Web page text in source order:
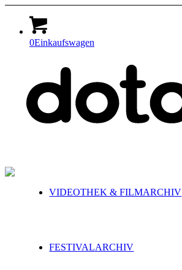
0Einkaufswagen
VIDEOTHEK & FILMARCHIV
FESTIVALARCHIV